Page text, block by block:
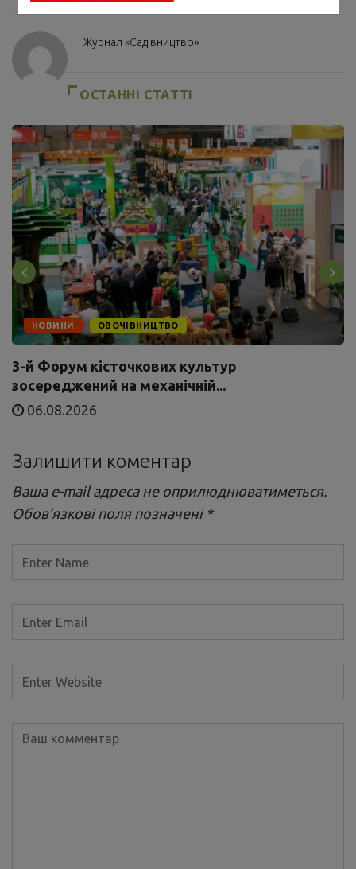
Журнал «Садівництво»
ОСТАННІ СТАТТІ
НОВИНИ ОВОЧІВНИЦТВО
3-й Форум кісточкових культур
зосереджений на механічній...
06.08.2026
Залишити коментар
Ваша e-mail адреса не оприлюднюватиметься.
Обов’язкові поля позначені *